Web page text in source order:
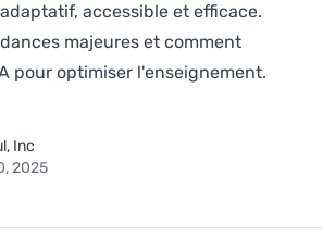
accessible et efficace.
majeures et comment
pour optimiser l'enseignement.
Inc
2025